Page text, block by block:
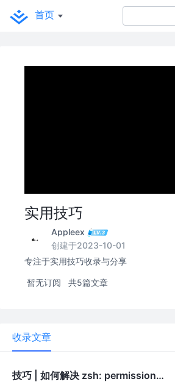
首页
实用技巧
Appleex
创建于2023-10-01
专注于实用技巧收录与分享
暂无订阅 共5篇文章
收录文章
技巧 | 如何解决 zsh: permission